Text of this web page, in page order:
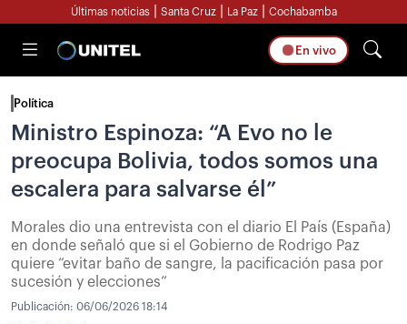
Últimas noticias Santa Cruz La Paz Cochabamba
En vivo
Política
Ministro Espinoza: “A Evo no le
preocupa Bolivia, todos somos una
escalera para salvarse él”
Morales dio una entrevista con el diario El País (España)
en donde señaló que si el Gobierno de Rodrigo Paz
quiere “evitar baño de sangre, la pacificación pasa por
sucesión y elecciones”
Publicación: 06/06/2026 18:14